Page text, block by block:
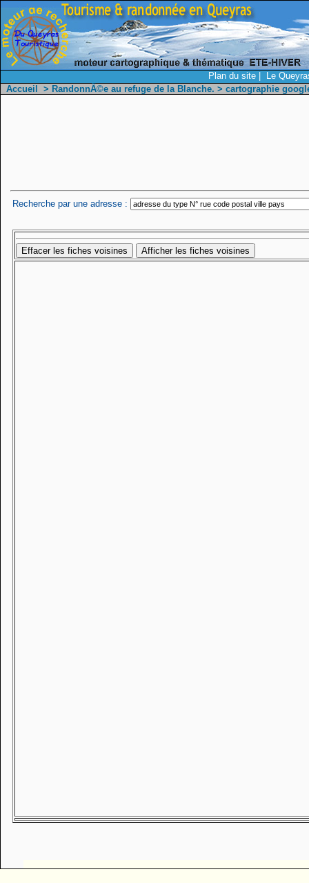
Plan du site
Le
Accueil
> RandonnÃ©e au refuge de la Blanche. > cartographie
Recherche par une adresse :